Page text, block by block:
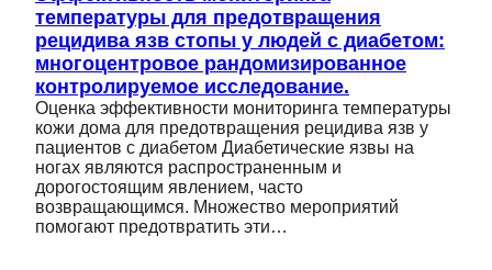
температуры для предотвращения
рецидива язв стопы у людей с диабетом:
многоцентровое рандомизированное
контролируемое исследование.
Оценка эффективности мониторинга температуры
кожи дома для предотвращения рецидива язв у
пациентов с диабетом Диабетические язвы на
ногах являются распространенным и
дорогостоящим явлением, часто
возвращающимся. Множество мероприятий
помогают предотвратить эти…